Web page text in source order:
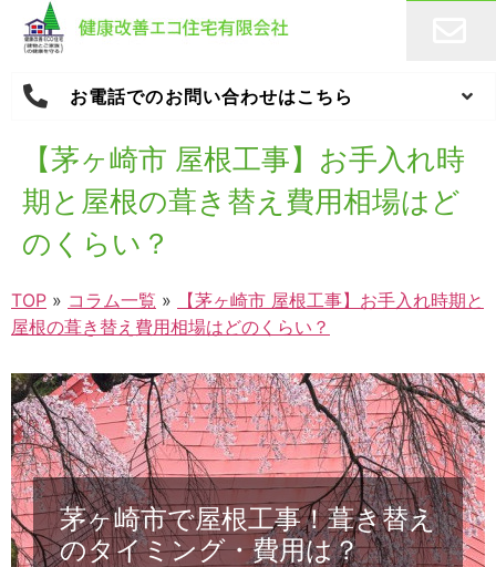
お電話でのお問い合わせはこちら
【茅ヶ崎市 屋根工事】お手入れ時
期と屋根の葺き替え費用相場はど
のくらい？
TOP » コラム一覧 »
【茅ヶ崎市 屋根工事】お手入れ時期と
屋根の葺き替え費用相場はどのくらい？
茅ヶ崎市で屋根工事！葺き替え
のタイミング・費用は？